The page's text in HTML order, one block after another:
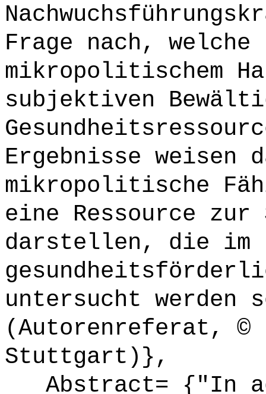
Frage nach, welche
mikropolitischem
subjektiven
Ergebnisse weisen
mikropolitische
eine Ressource
darstellen, die
untersucht
(Autorenreferat, ©
Stuttgart)},
Abstract= {"In